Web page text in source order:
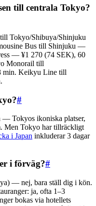
till centrala Tokyo?
Tokyo/Shibuya/Shinjuku
Bus till Shinjuku —
— ¥1 270 (74 SEK), 60
Monorail till
min. Keikyu Line till
#
— Tokyos ikoniska platser,
Men Tokyo har tillräckligt
i Japan inkluderar 3 dagar
i förväg?#
— nej, bara ställ dig i kön.
ja, ofta 1–3
bokas via hotellets